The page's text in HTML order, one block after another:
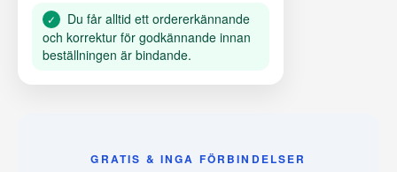
✓
Du får alltid ett ordererkännande
och korrektur för godkännande innan
beställningen är bindande.
GRATIS & INGA FÖRBINDELSER